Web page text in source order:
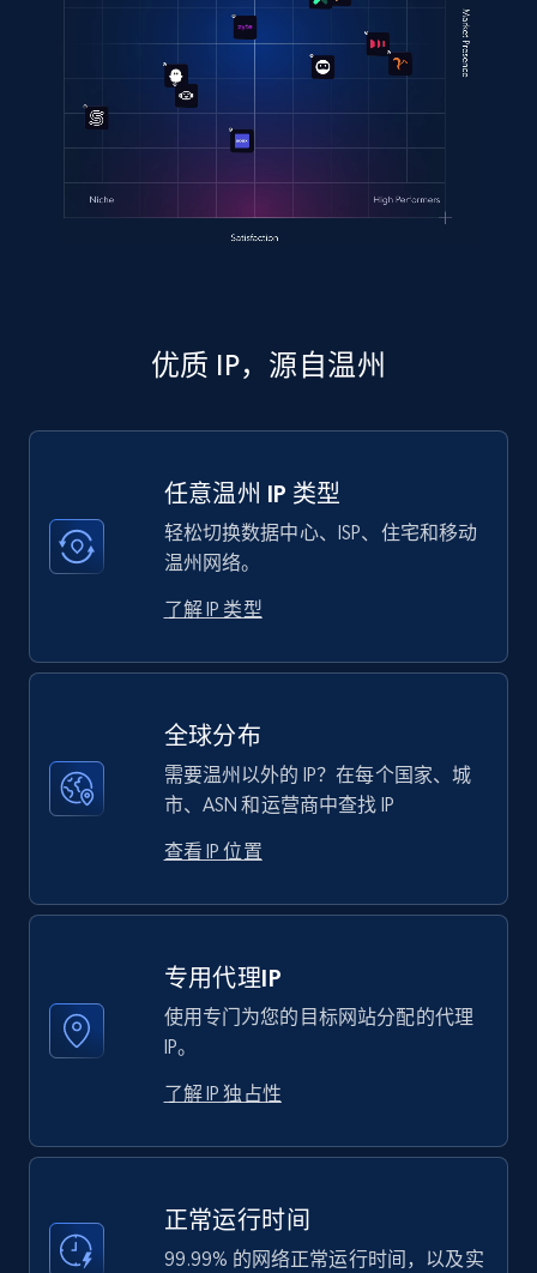
优质 IP，源自温州
任意温州 IP 类型
轻松切换数据中心、ISP、住宅和移动
温州网络。
了解 IP 类型
全球分布
需要温州以外的 IP？在每个国家、城
市、ASN 和运营商中查找 IP
查看 IP 位置
专用代理IP
使用专门为您的目标网站分配的代理
IP。
了解 IP 独占性
正常运行时间
99.99% 的网络正常运行时间，以及实